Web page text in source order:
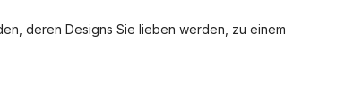
deren Designs Sie lieben werden, zu einem